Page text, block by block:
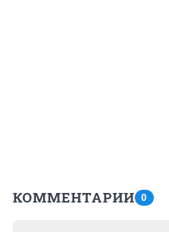
КОММЕНТАРИИ 0